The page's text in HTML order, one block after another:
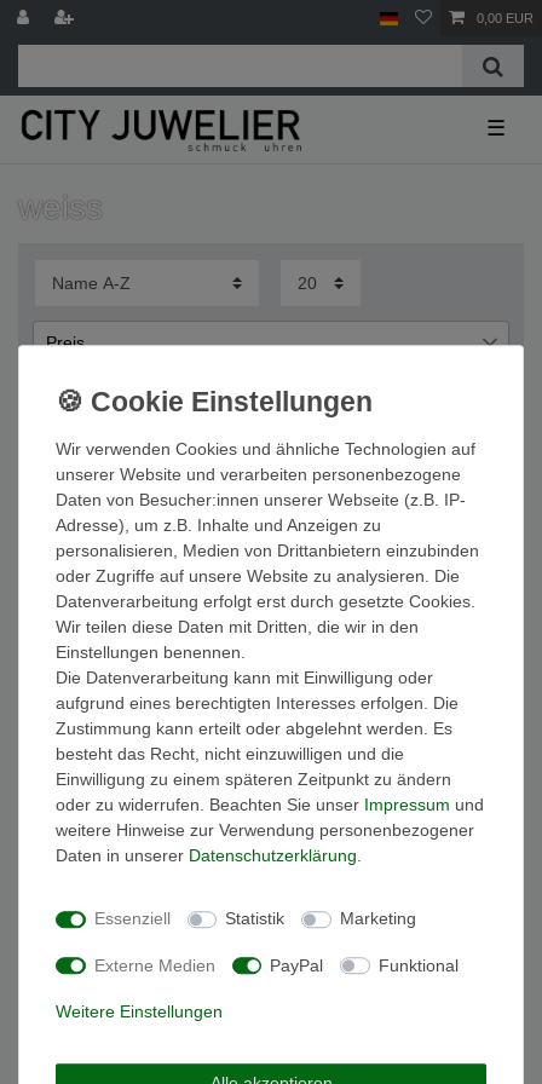
0,00 EUR
☰
weiss
Preis
― €
Übernehmen
Wichtige Informationen
FAQ Funkuhren
Wasserdichtheit
Geschenkverpackung
Batterieentsorgung
Zahlung
Versand
Sicher und Bequem bezahlen
Schneller und sicherer Versand
Wir verwenden Cookies und ähnliche Technologien auf
unserer Website und verarbeiten personenbezogene
Daten von Besucher:innen unserer Webseite (z.B. IP-
Adresse), um z.B. Inhalte und Anzeigen zu
personalisieren, Medien von Drittanbietern einzubinden
oder Zugriffe auf unsere Website zu analysieren. Die
Datenverarbeitung erfolgt erst durch gesetzte Cookies.
Wir teilen diese Daten mit Dritten, die wir in den
Einstellungen benennen.
Die Datenverarbeitung kann mit Einwilligung oder
aufgrund eines berechtigten Interesses erfolgen. Die
Zustimmung kann erteilt oder abgelehnt werden. Es
besteht das Recht, nicht einzuwilligen und die
Einwilligung zu einem späteren Zeitpunkt zu ändern
oder zu widerrufen. Beachten Sie unser Impressum und
weitere Hinweise zur Verwendung personenbezogener
Daten in unserer Daten­schutz­erklärung
Essenziell Statistik Marketing
Externe Medien PayPal Funktional
Weitere Einstellungen